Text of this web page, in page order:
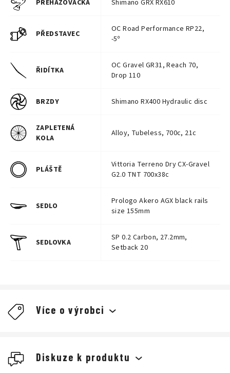
PŘEHAZOVAČKA Shimano GRX RX610
PŘEDSTAVEC
OC Road Performance RP22,
-5º
ŘIDÍTKA
OC Gravel GR31, Reach 70,
Drop 110
BRZDY Shimano RX400 Hydraulic disc
ZAPLETENÁ
KOLA
Alloy, Tubeless, 700c, 21c
PLÁŠTĚ
Vittoria Terreno Dry CX-Gravel
G2.0 TNT 700x38c
SEDLO
Prologo Akero AGX black rails
size 155mm
SEDLOVKA
SP 0.2 Carbon, 27.2mm,
Setback 20
Diskuze k produktu
Více o výrobci